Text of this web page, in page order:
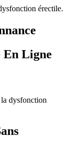
érectile.
En Ligne
dysfonction